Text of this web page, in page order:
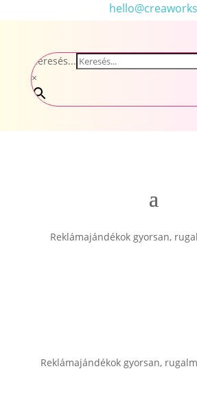
Keresés...
×
Reklámajándékok gyorsan,
Reklámajándékok gyorsan,